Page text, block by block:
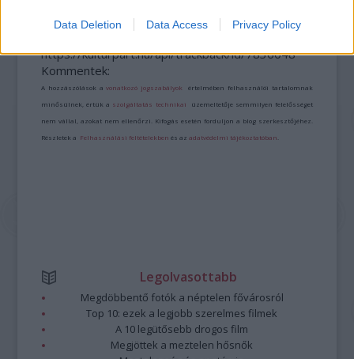
Data Deletion Data Access Privacy Policy
https://kulturpart.hu/api/trackback/id/7836048
Kommentek:
A hozzászólások avonatkozó jogszabályok értelmében felhasználói tartalomnak
minősülnek, értük a szolgáltatás technikai üzemeltetője semmilyen felelősséget
nem vállal, azokat nem ellenőrzi. Kifogás esetén forduljon a blog szerkesztőjéhez.
Részletek a Felhasználási feltételekben és azadatvédelmi tájékoztatóban
Legolvasottabb
Megdöbbentő fotók a néptelen fővárosról
Top 10: ezek a legjobb szerelmes filmek
A 10 legütősebb drogos film
Megjöttek a meztelen hősnők